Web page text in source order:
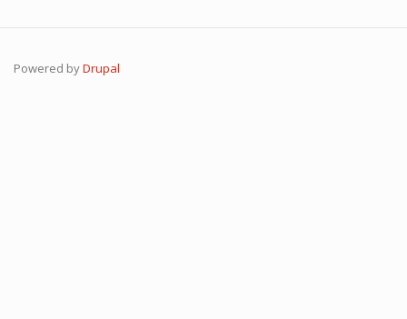
Powered byDrupal